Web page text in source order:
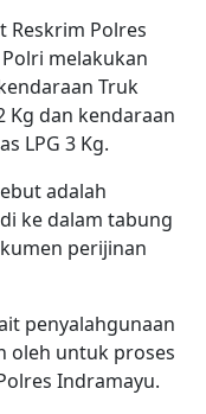
Reskrim Polres
melakukan
Truk
Kg dan kendaraan
LPG 3 Kg.
adalah
ke dalam tabung
perijinan
penyalahgunaan
oleh untuk proses
Indramayu.